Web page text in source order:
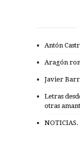
Antón
Aragón
Javier
Letras
otras
NOTICIAS.